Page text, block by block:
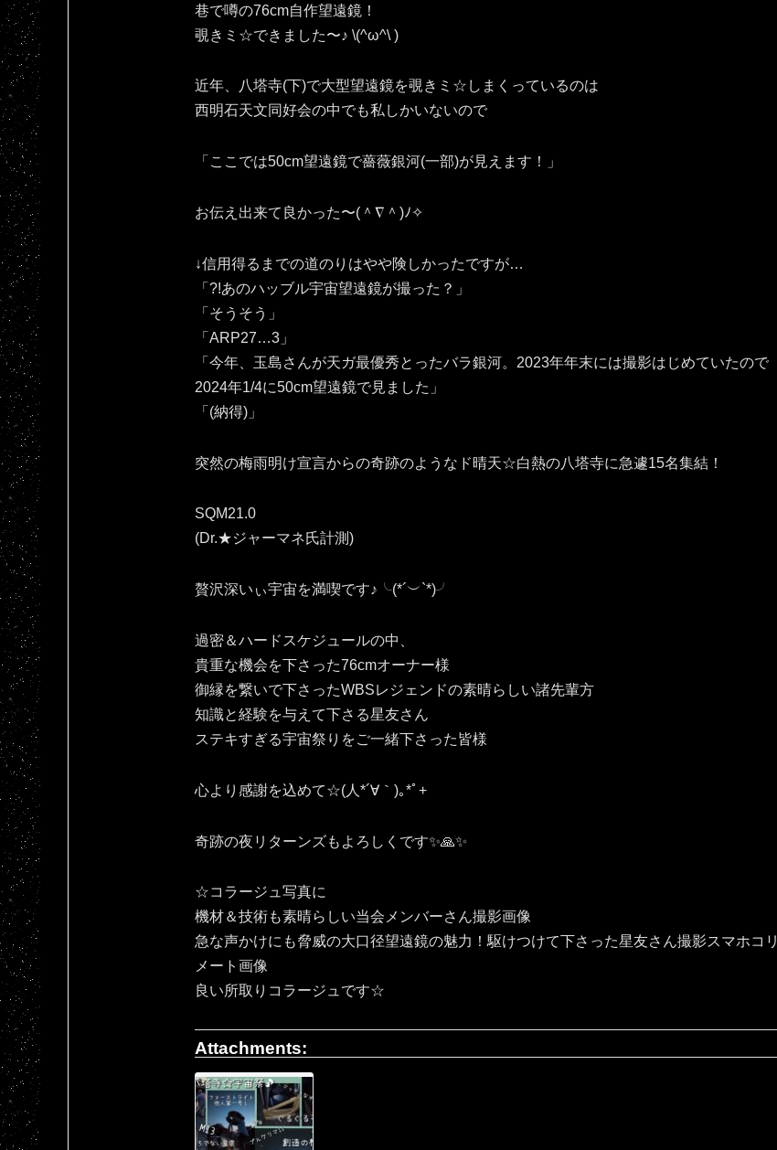
巷で噂の76cm自作望遠鏡！
覗きミ☆できました〜♪⁠ ⁠\⁠(⁠^⁠ω⁠^⁠\⁠ ⁠)
近年、八塔寺(下)で大型望遠鏡を覗きミ☆しまくっているのは
西明石天文同好会の中でも私しかいないので
「ここでは50cm望遠鏡で薔薇銀河(一部)が見えます！」
お伝え出来て良かった〜(⁠＾⁠∇⁠＾⁠)⁠ﾉ⁠✧⁠
↓信用得るまでの道のりはやや険しかったですが…
「?!あのハッブル宇宙望遠鏡が撮った？」
「そうそう」
「ARP27…3」
「今年、玉島さんが天ガ最優秀とったバラ銀河。2023年年末には撮影はじめていたので
2024年1/4に50cm望遠鏡で見ました」
「(納得)」
突然の梅雨明け宣言からの奇跡のようなド晴天☆白熱の八塔寺に急遽15名集結！
SQM21.0
(Dr.★ジャーマネ氏計測)
贅沢深いぃ宇宙を満喫です♪⁠╰⁠(⁠*⁠´⁠︶⁠`⁠*⁠)⁠╯
過密＆ハードスケジュールの中、
貴重な機会を下さった76cmオーナー様
御縁を繋いで下さったWBSレジェンドの素晴らしい諸先輩方
知識と経験を与えて下さる星友さん
ステキすぎる宇宙祭りをご一緒下さった皆様
心より感謝を込めて☆(⁠人⁠*⁠´⁠∀⁠｀⁠)⁠｡⁠*ﾟ⁠+
奇跡の夜リターンズもよろしくです✨🙏✨️
☆コラージュ写真に
機材＆技術も素晴らしい当会メンバーさん撮影画像
急な声かけにも脅威の大口径望遠鏡の魅力！駆けつけて下さった星友さん撮影スマホコリ
メート画像
良い所取りコラージュです☆
Attachments: